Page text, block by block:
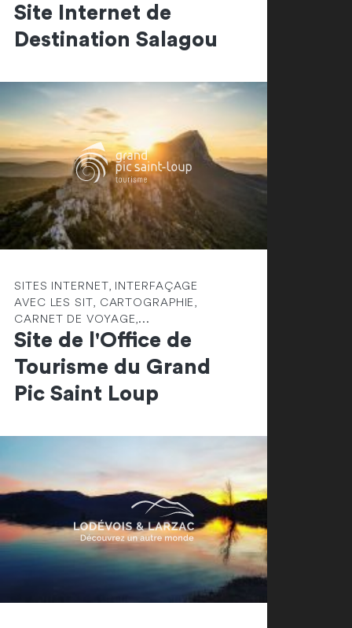
Site Internet de
Destination Salagou
SITES INTERNET, INTERFAÇAGE
AVEC LES SIT, CARTOGRAPHIE,
CARNET DE VOYAGE,...
Site de l'Office de
Tourisme du Grand
Pic Saint Loup